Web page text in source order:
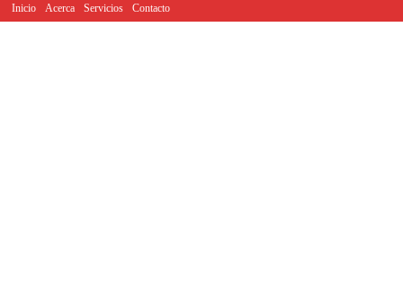
Inicio
Acerca Servicios Contacto